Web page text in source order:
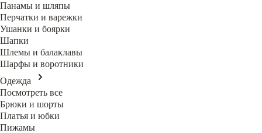
Панамы и шляпы
Перчатки и варежки
Ушанки и боярки
Шапки
Шлемы и балаклавы
Шарфы и воротники
Одежда
Посмотреть все
Брюки и шорты
Платья и юбки
Пижамы